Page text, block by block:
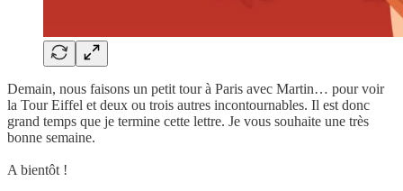
Demain, nous faisons un petit tour à Paris avec Martin… pour voir
la Tour Eiffel et deux ou trois autres incontournables. Il est donc
grand temps que je termine cette lettre. Je vous souhaite une très
bonne semaine.
A bientôt !